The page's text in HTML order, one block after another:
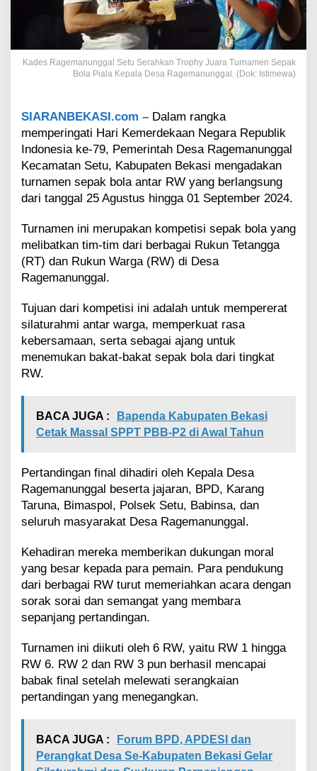
h
k
a
n
T
r
h
u
a
a
r
n
a
S
e
p
a
P
l
K
e
a
l
a
D
e
s
0
2
4
Kades Ragemanunggal Setu Serahkan Trophy Juara Turnamen Sepak
Bola Piala Kepala Desa Ragemanunggal. (Dok: Istimewa)
SIARANBEKASI.com – Dalam rangka
memperingati Hari Kemerdekaan Negara Republik
Indonesia ke-79, Pemerintah Desa Ragemanunggal
Kecamatan Setu, Kabupaten Bekasi mengadakan
turnamen sepak bola antar RW yang berlangsung
dari tanggal 25 Agustus hingga 01 September 2024.
Turnamen ini merupakan kompetisi sepak bola yang
melibatkan tim-tim dari berbagai Rukun Tetangga
(RT) dan Rukun Warga (RW) di Desa
Ragemanunggal.
Tujuan dari kompetisi ini adalah untuk mempererat
silaturahmi antar warga, memperkuat rasa
kebersamaan, serta sebagai ajang untuk
menemukan bakat-bakat sepak bola dari tingkat
RW.
BACA JUGA :
Bapenda Kabupaten Bekasi
Cetak Massal SPPT PBB-P2 di Awal Tahun
Pertandingan final dihadiri oleh Kepala Desa
Ragemanunggal beserta jajaran, BPD, Karang
Taruna, Bimaspol, Polsek Setu, Babinsa, dan
seluruh masyarakat Desa Ragemanunggal.
Kehadiran mereka memberikan dukungan moral
yang besar kepada para pemain. Para pendukung
dari berbagai RW turut memeriahkan acara dengan
sorak sorai dan semangat yang membara
sepanjang pertandingan.
Turnamen ini diikuti oleh 6 RW, yaitu RW 1 hingga
RW 6. RW 2 dan RW 3 pun berhasil mencapai
babak final setelah melewati serangkaian
pertandingan yang menegangkan.
BACA JUGA :
Forum BPD, APDESI dan
Perangkat Desa Se-Kabupaten Bekasi Gelar